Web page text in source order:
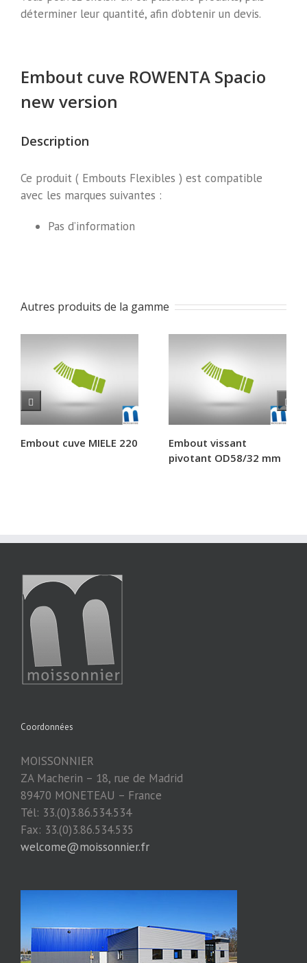
déterminer leur quantité, afin d’obtenir un devis.
Embout cuve ROWENTA Spacio
new version
Description
Ce produit ( Embouts Flexibles ) est compatible
avec les marques suivantes :
Pas d’information
Autres produits de la gamme
Embout cuve MIELE 220
Embout vissant
pivotant OD58/32 mm
Coordonnées
MOISSONNIER
ZA Macherin – 18, rue de Madrid
89470 MONETEAU – France
Tél: 33.(0)3.86.534.534
Fax: 33.(0)3.86.534.535
welcome@moissonnier.fr